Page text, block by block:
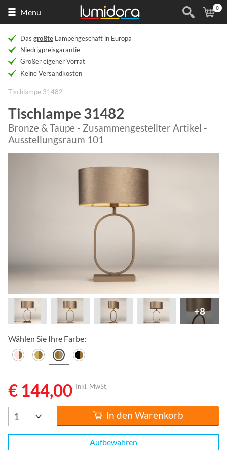
Menu (
0
Das größte Lampengeschäft in Europa
Niedrigpreisgarantie
Großer eigener Vorrat
Keine Versandkosten
Tischlampe 31482
Tischlampe 31482
Bronze & Taupe - Zusammengestellter Artikel -
Ausstellungsraum 101
+8
Wählen Sie Ihre Farbe:
€ 144,00 Inkl. MwSt.
In den Warenkorb
Aufbewahren